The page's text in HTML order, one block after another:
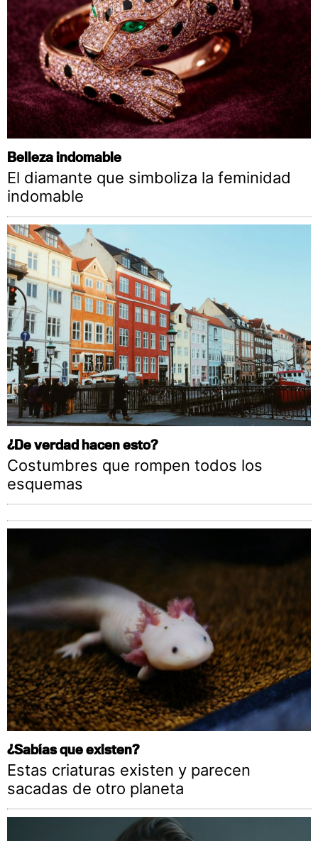
Belleza indomable
El diamante que simboliza la feminidad
indomable
¿De verdad hacen esto?
Costumbres que rompen todos los
esquemas
¿Sabías que existen?
Estas criaturas existen y parecen
sacadas de otro planeta